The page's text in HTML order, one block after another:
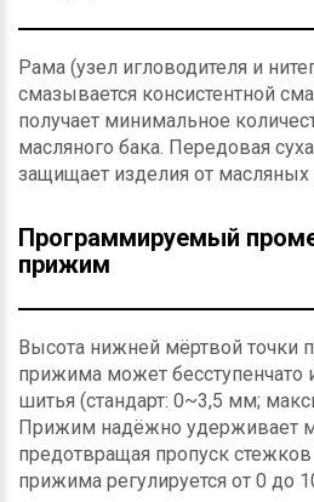
Рама (узел игловодителя и
смазывается консистентной
получает минимальное
масляного бака. Передовая
защищает изделия от масляных
Программируемый
прижим
Высота нижней мёртвой точки
прижима может бесступенчато
шитья (стандарт: 0~3,5 мм;
Прижим надёжно удерживает
предотвращая пропуск
прижима регулируется от 0 до